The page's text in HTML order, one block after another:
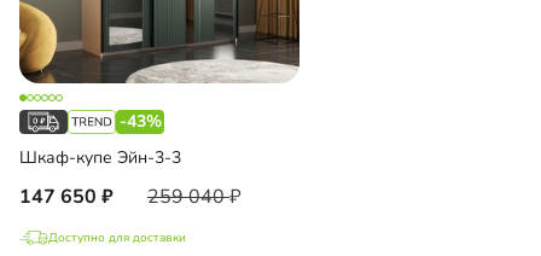
-43%
Шкаф-купе Эйн-3-3
147 650 259 040
Доступно для доставки